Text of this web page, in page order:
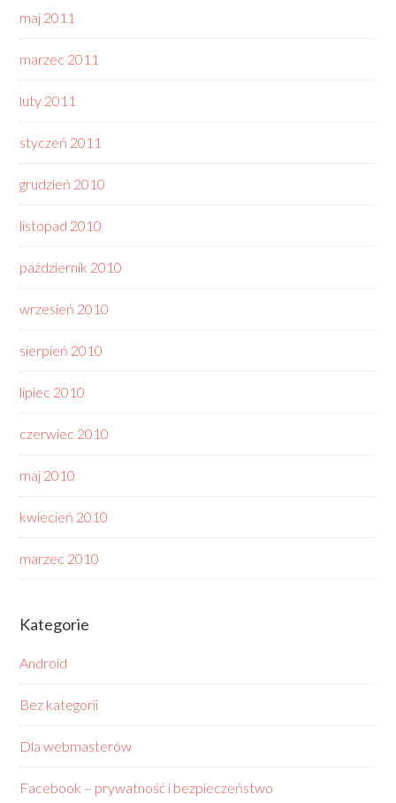
maj 2011
marzec 2011
luty 2011
styczeń 2011
grudzień 2010
listopad 2010
październik 2010
wrzesień 2010
sierpień 2010
lipiec 2010
czerwiec 2010
maj 2010
kwiecień 2010
marzec 2010
Kategorie
Android
Bez kategorii
Dla webmasterów
Facebook – prywatność i bezpieczeństwo